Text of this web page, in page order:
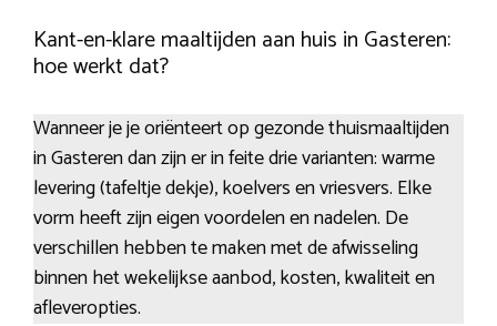
Kant-en-klare maaltijden aan huis in Gasteren:
hoe werkt dat?
Wanneer je je oriënteert op gezonde thuismaaltijden
in Gasteren dan zijn er in feite drie varianten: warme
levering (tafeltje dekje), koelvers en vriesvers. Elke
vorm heeft zijn eigen voordelen en nadelen. De
verschillen hebben te maken met de afwisseling
binnen het wekelijkse aanbod, kosten, kwaliteit en
afleveropties.